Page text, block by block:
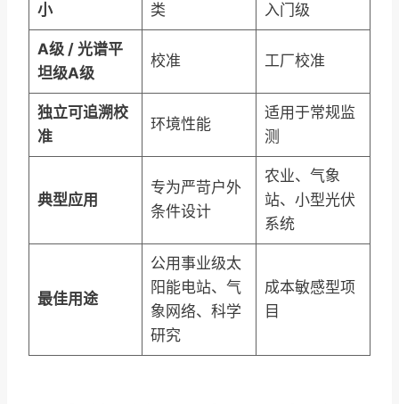
小
类
入门级
A级 / 光谱平
坦级A级
校准 工厂校准
独立可追溯校
准
环境性能
适用于常规监
测
典型应用
专为严苛户外
条件设计
农业、气象
站、小型光伏
系统
最佳用途
公用事业级太
阳能电站、气
象网络、科学
研究
成本敏感型项
目